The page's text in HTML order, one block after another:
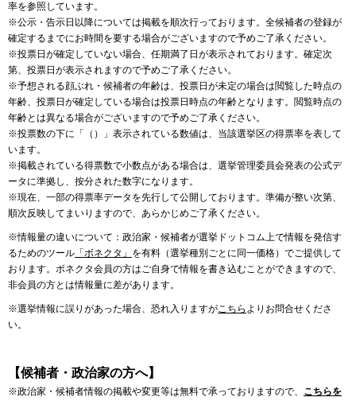
率を参照しています。
※公示・告示日以降については掲載を順次行っております。全候補者の登録が
確定するまでにお時間を要する場合がございますので予めご了承ください。
※投票日が確定していない場合、任期満了日が表示されております。確定次
第、投票日が表示されますので予めご了承ください。
※予想される顔ぶれ・候補者の年齢は、投票日が未定の場合は閲覧した時点の
年齢、投票日が確定している場合は投票日時点の年齢となります。閲覧時点の
年齢とは異なる場合がございますので予めご了承ください。
※投票数の下に「（）」表示されている数値は、当該選挙区の得票率を表して
います。
※掲載されている得票数で小数点がある場合は、選挙管理委員会発表の公式デ
ータに準拠し、按分された数字になります。
※現在、一部の得票率データを先行して公開しております。準備が整い次第、
順次反映してまいりますので、あらかじめご了承ください。
※情報量の違いについて：政治家・候補者が選挙ドットコム上で情報を発信す
るためのツール 「ボネクタ」 を有料（選挙種別ごとに同一価格）でご提供して
おります。ボネクタ会員の方はご自身で情報を書き込むことができますので、
非会員の方とは情報量に差があります。
※選挙情報に誤りがあった場合、恐れ入りますがこちら よりお問合せくださ
い。
【候補者・政治家の方へ】
※政治家・候補者情報の掲載や変更等は無料で承っておりますので、 こちらを